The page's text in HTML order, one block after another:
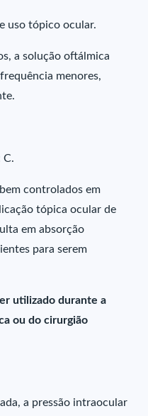
uso tópico ocular.
a solução oftálmica
menores,
C.
controlados em
tópica ocular de
em absorção
para serem
utilizado durante a
ou do cirurgião
a pressão intraocular